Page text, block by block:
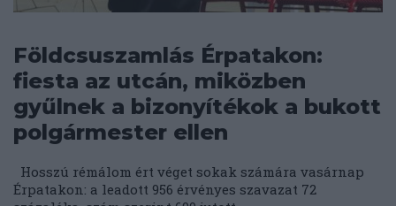
Földcsuszamlás Érpatakon:
fiesta az utcán, miközben
gyűlnek a bizonyítékok a bukott
polgármester ellen
Hosszú rémálom ért véget sokak számára vasárnap
Érpatakon: a leadott 956 érvényes szavazat 72